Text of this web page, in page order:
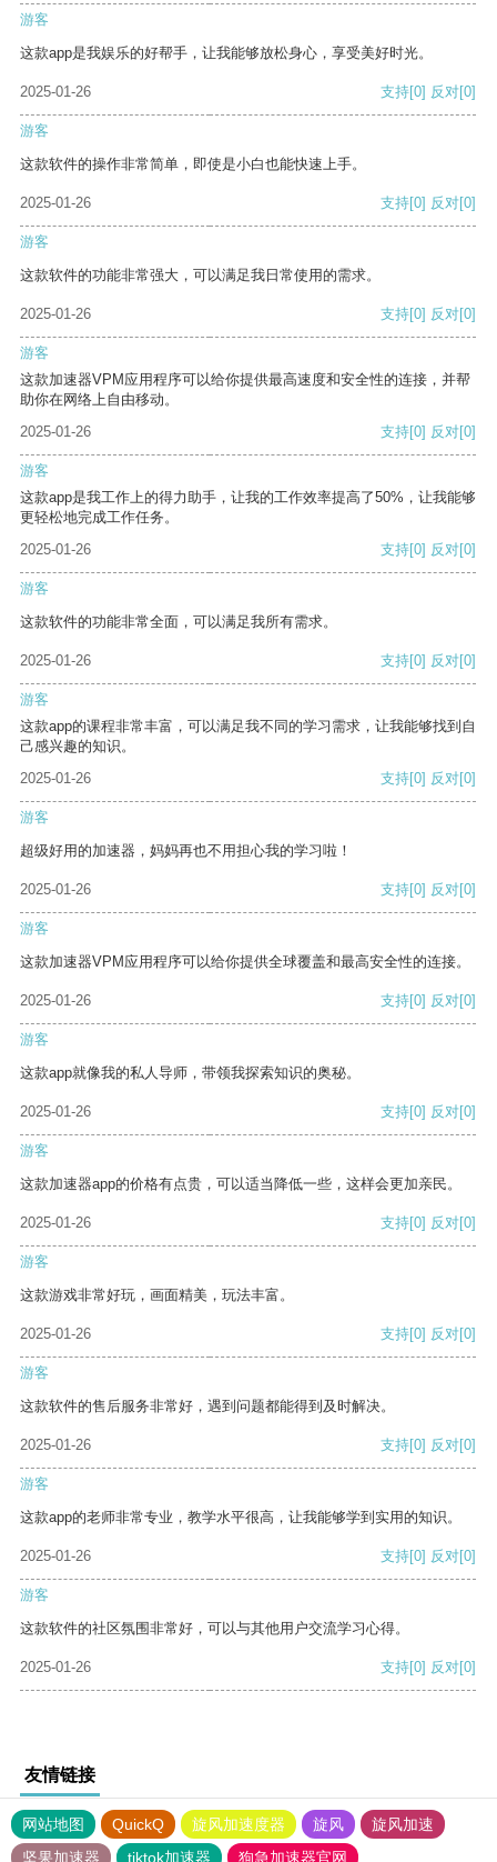
游客
这款app是我娱乐的好帮手，让我能够放松身心，享受美好时光。
2025-01-26 支持[0] 反对[0]
游客
这款软件的操作非常简单，即使是小白也能快速上手。
2025-01-26 支持[0] 反对[0]
游客
这款软件的功能非常强大，可以满足我日常使用的需求。
2025-01-26 支持[0] 反对[0]
游客
这款加速器VPM应用程序可以给你提供最高速度和安全性的连接，并帮
助你在网络上自由移动。
2025-01-26
支持[0] 反对[0]
游客
这款app是我工作上的得力助手，让我的工作效率提高了50%，让我能够
更轻松地完成工作任务。
2025-01-26
支持[0] 反对[0]
游客
这款软件的功能非常全面，可以满足我所有需求。
2025-01-26 支持[0] 反对[0]
游客
这款app的课程非常丰富，可以满足我不同的学习需求，让我能够找到自
己感兴趣的知识。
2025-01-26
支持[0] 反对[0]
游客
超级好用的加速器，妈妈再也不用担心我的学习啦！
2025-01-26 支持[0] 反对[0]
游客
这款加速器VPM应用程序可以给你提供全球覆盖和最高安全性的连接。
2025-01-26 支持[0] 反对[0]
游客
这款app就像我的私人导师，带领我探索知识的奥秘。
2025-01-26 支持[0] 反对[0]
游客
这款加速器app的价格有点贵，可以适当降低一些，这样会更加亲民。
2025-01-26 支持[0] 反对[0]
游客
这款游戏非常好玩，画面精美，玩法丰富。
2025-01-26 支持[0] 反对[0]
游客
这款软件的售后服务非常好，遇到问题都能得到及时解决。
2025-01-26 支持[0] 反对[0]
游客
这款app的老师非常专业，教学水平很高，让我能够学到实用的知识。
2025-01-26 支持[0] 反对[0]
游客
这款软件的社区氛围非常好，可以与其他用户交流学习心得。
2025-01-26 支持[0] 反对[0]
友情链接
网站地图 QuickQ 旋风加速度器 旋风
旋风加速
坚果加速器
tiktok加速器 狗急加速器官网